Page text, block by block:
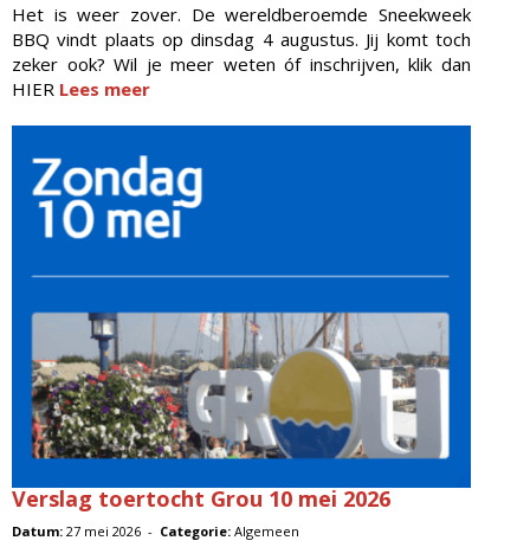
Het is weer zover. De wereldberoemde Sneekweek
BBQ vindt plaats op dinsdag 4 augustus. Jij komt toch
zeker ook? Wil je meer weten óf inschrijven, klik dan
HIER Lees meer
Verslag toertocht Grou 10 mei 2026
Datum: 27 mei 2026 - Categorie: Algemeen